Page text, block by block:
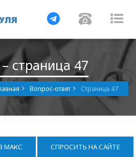
Навигация
страница 47
Вопрос-ответ Страница 47
МАКС СПРОСИТЬ НА САЙТЕ